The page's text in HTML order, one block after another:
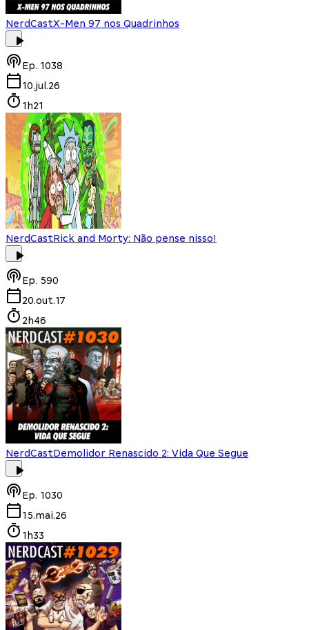
NerdCastX-Men 97 nos Quadrinhos
Ep. 1038
10.jul.26
1h21
NerdCastRick and Morty: Não pense nisso!
Ep. 590
20.out.17
2h46
NerdCastDemolidor Renascido 2: Vida Que Segue
Ep. 1030
15.mai.26
1h33